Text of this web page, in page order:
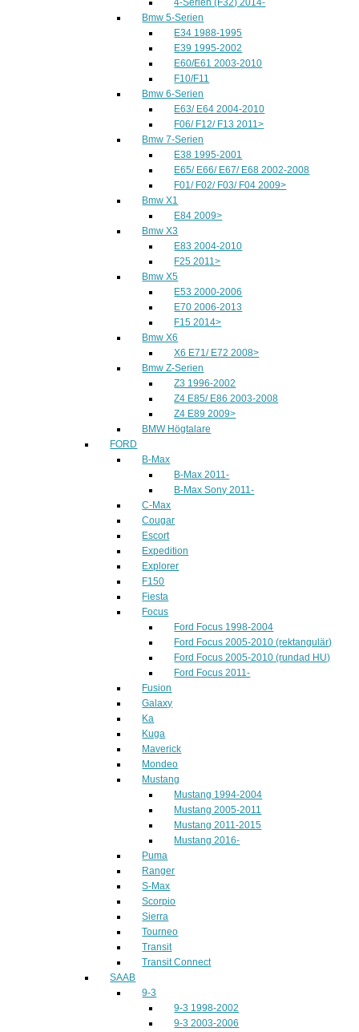
4-Serien (F32) 2014-
Bmw 5-Serien
E34 1988-1995
E39 1995-2002
E60/E61 2003-2010
F10/F11
Bmw 6-Serien
E63/ E64 2004-2010
F06/ F12/ F13 2011>
Bmw 7-Serien
E38 1995-2001
E65/ E66/ E67/ E68 2002-2008
F01/ F02/ F03/ F04 2009>
Bmw X1
E84 2009>
Bmw X3
E83 2004-2010
F25 2011>
Bmw X5
E53 2000-2006
E70 2006-2013
F15 2014>
Bmw X6
X6 E71/ E72 2008>
Bmw Z-Serien
Z3 1996-2002
Z4 E85/ E86 2003-2008
Z4 E89 2009>
BMW Högtalare
FORD
B-Max
B-Max 2011-
B-Max Sony 2011-
C-Max
Cougar
Escort
Expedition
Explorer
F150
Fiesta
Focus
Ford Focus 1998-2004
Ford Focus 2005-2010 (rektangulär)
Ford Focus 2005-2010 (rundad HU)
Ford Focus 2011-
Fusion
Galaxy
Ka
Kuga
Maverick
Mondeo
Mustang
Mustang 1994-2004
Mustang 2005-2011
Mustang 2011-2015
Mustang 2016-
Puma
Ranger
S-Max
Scorpio
Sierra
Tourneo
Transit
Transit Connect
SAAB
9-3
9-3 1998-2002
9-3 2003-2006